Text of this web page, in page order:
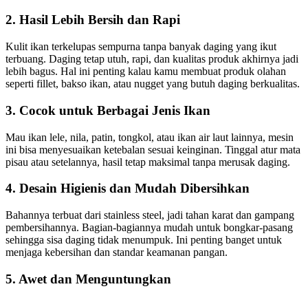
2. Hasil Lebih Bersih dan Rapi
Kulit ikan terkelupas sempurna tanpa banyak daging yang ikut
terbuang. Daging tetap utuh, rapi, dan kualitas produk akhirnya jadi
lebih bagus. Hal ini penting kalau kamu membuat produk olahan
seperti fillet, bakso ikan, atau nugget yang butuh daging berkualitas.
3. Cocok untuk Berbagai Jenis Ikan
Mau ikan lele, nila, patin, tongkol, atau ikan air laut lainnya, mesin
ini bisa menyesuaikan ketebalan sesuai keinginan. Tinggal atur mata
pisau atau setelannya, hasil tetap maksimal tanpa merusak daging.
4. Desain Higienis dan Mudah Dibersihkan
Bahannya terbuat dari stainless steel, jadi tahan karat dan gampang
pembersihannya. Bagian-bagiannya mudah untuk bongkar-pasang
sehingga sisa daging tidak menumpuk. Ini penting banget untuk
menjaga kebersihan dan standar keamanan pangan.
5. Awet dan Menguntungkan